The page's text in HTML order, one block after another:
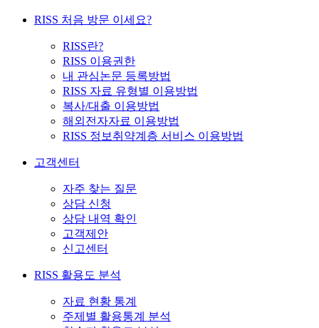
RISS 처음 방문 이세요?
RISS란?
RISS 이용권한
내 관심논문 등록방법
RISS 자료 유형별 이용방법
복사/대출 이용방법
해외전자자료 이용방법
RISS 정보취약계층 서비스 이용방법
고객센터
자주 찾는 질문
상담 신청
상담 내역 확인
고객제안
신고센터
RISS 활용도 분석
자료 현황 통계
주제별 활용통계 분석